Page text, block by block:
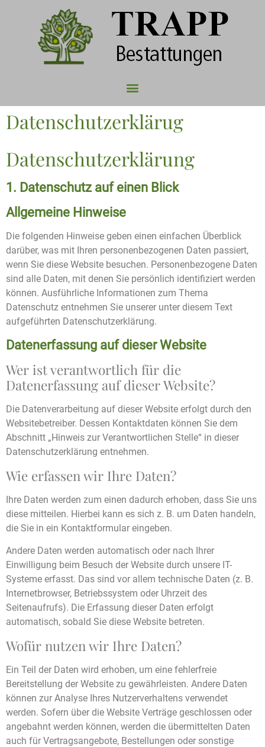
Datenschutzerklärug
Datenschutz­erklärung
1. Datenschutz auf einen Blick
Allgemeine Hinweise
Die folgenden Hinweise geben einen einfachen Überblick
darüber, was mit Ihren personenbezogenen Daten passiert,
wenn Sie diese Website besuchen. Personenbezogene Daten
sind alle Daten, mit denen Sie persönlich identifiziert werden
können. Ausführliche Informationen zum Thema
Datenschutz entnehmen Sie unserer unter diesem Text
aufgeführten Datenschutzerklärung.
Datenerfassung auf dieser Website
Wer ist verantwortlich für die
Datenerfassung auf dieser Website?
Die Datenverarbeitung auf dieser Website erfolgt durch den
Websitebetreiber. Dessen Kontaktdaten können Sie dem
Abschnitt „Hinweis zur Verantwortlichen Stelle“ in dieser
Datenschutzerklärung entnehmen.
Wie erfassen wir Ihre Daten?
Ihre Daten werden zum einen dadurch erhoben, dass Sie uns
diese mitteilen. Hierbei kann es sich z. B. um Daten handeln,
die Sie in ein Kontaktformular eingeben.
Andere Daten werden automatisch oder nach Ihrer
Einwilligung beim Besuch der Website durch unsere IT-
Systeme erfasst. Das sind vor allem technische Daten (z. B.
Internetbrowser, Betriebssystem oder Uhrzeit des
Seitenaufrufs). Die Erfassung dieser Daten erfolgt
automatisch, sobald Sie diese Website betreten.
Wofür nutzen wir Ihre Daten?
Ein Teil der Daten wird erhoben, um eine fehlerfreie
Bereitstellung der Website zu gewährleisten. Andere Daten
können zur Analyse Ihres Nutzerverhaltens verwendet
werden. Sofern über die Website Verträge geschlossen oder
angebahnt werden können, werden die übermittelten Daten
auch für Vertragsangebote, Bestellungen oder sonstige